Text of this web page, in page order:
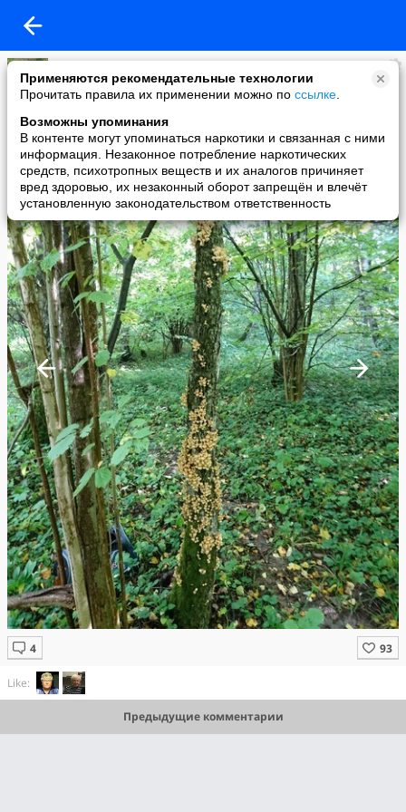
Применяются рекомендательные технологии
Прочитать правила их применении можно по ссылке
Возможны упоминания
В контенте могут упоминаться наркотики и связанная с ними
информация. Незаконное потребление наркотических
средств, психотропных веществ и их аналогов причиняет
вред здоровью, их незаконный оборот запрещён и влечёт
установленную законодательством ответственность
???????????????
added a photo
07 May в 10:34
Like:
Предыдущие комментарии